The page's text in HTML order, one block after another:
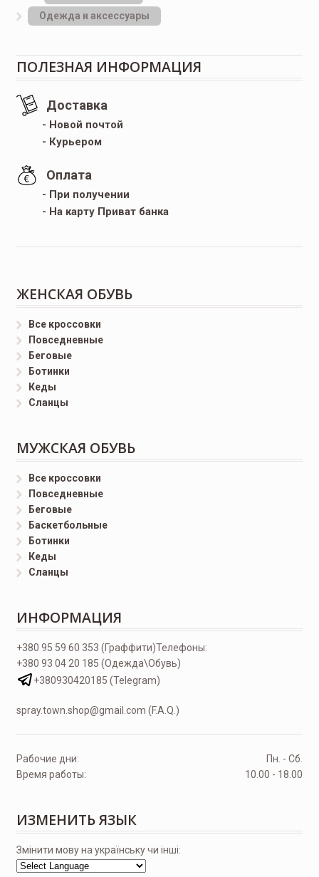
Одежда и аксессуары
ПОЛЕЗНАЯ ИНФОРМАЦИЯ
Доставка
- Новой почтой
- Курьером
Оплата
- При получении
- На карту Приват банка
ЖЕНСКАЯ ОБУВЬ
Все кроссовки
Повседневные
Беговые
Ботинки
Кеды
Сланцы
МУЖСКАЯ ОБУВЬ
Все кроссовки
Повседневные
Беговые
Баскетбольные
Ботинки
Кеды
Сланцы
ИНФОРМАЦИЯ
Телефоны:
+380 95 59 60 353 (Граффити)
+380 93 04 20 185 (Одежда\Обувь)
+380930420185 (Telegram)
spray.town.shop@gmail.com (F.A.Q.)
Рабочие дни:
Пн. - Сб.
Время работы:
10.00 - 18.00
ИЗМЕНИТЬ ЯЗЫК
Змінити мову на українську чи інші: